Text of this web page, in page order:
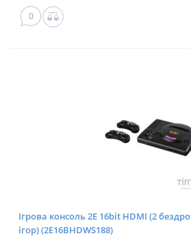
0
Ігрова консоль 2E 16bit HDMI (2
ігор) (2E16BHDWS188)